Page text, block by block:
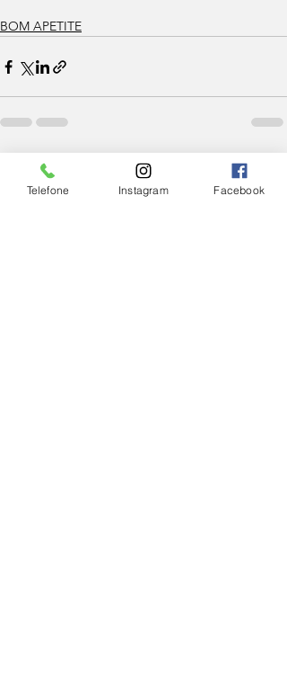
BOM APETITE
Posts Relacionados Ver tudo
Telefone Instagram Facebook